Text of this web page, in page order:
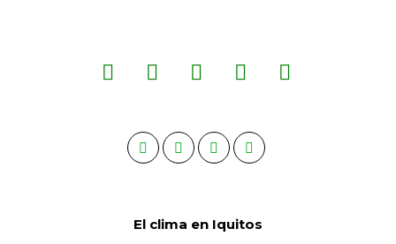
El clima en Iquitos